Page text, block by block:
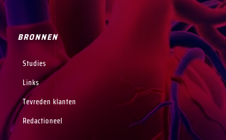
BRONNEN
Studies
Links
Tevreden klanten
Redactioneel